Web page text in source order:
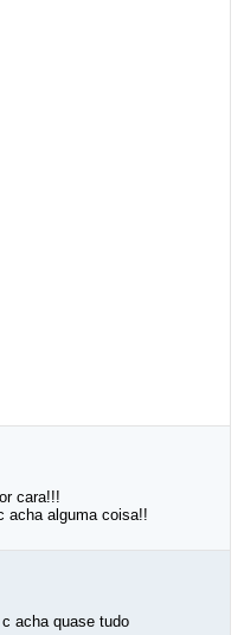
cara!!!
acha alguma coisa!!
acha quase tudo